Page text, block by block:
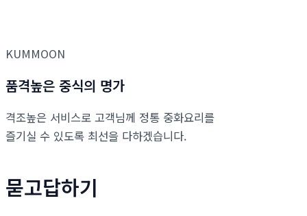
KUMMOON
품격높은 중식의 명가
격조높은 서비스로 고객님께 정통 중화요리를
즐기실 수 있도록 최선을 다하겠습니다.
묻고답하기